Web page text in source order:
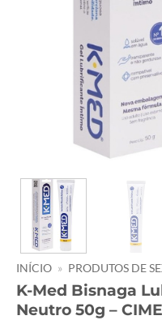
INÍCIO » PRODUTOS DE
K-Med Bisnaga
Neutro 50g –